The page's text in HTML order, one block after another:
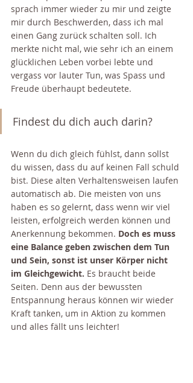
sprach immer wieder zu mir und zeigte
mir durch Beschwerden, dass ich mal
einen Gang zurück schalten soll. Ich
merkte nicht mal, wie sehr ich an einem
glücklichen Leben vorbei lebte und
vergass vor lauter Tun, was Spass und
Freude überhaupt bedeutete.
Findest du dich auch darin?
Wenn du dich gleich fühlst, dann sollst
du wissen, dass du auf keinen Fall schuld
bist. Diese alten Verhaltensweisen laufen
automatisch ab. Die meisten von uns
haben es so gelernt, dass wenn wir viel
leisten, erfolgreich werden können und
Anerkennung bekommen. Doch es muss
eine Balance geben zwischen dem Tun
und Sein, sonst ist unser Körper nicht
im Gleichgewicht. Es braucht beide
Seiten. Denn aus der bewussten
Entspannung heraus können wir wieder
Kraft tanken, um in Aktion zu kommen
und alles fällt uns leichter!